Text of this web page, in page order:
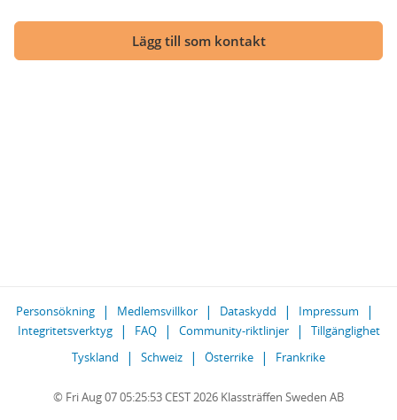
Lägg till som kontakt
Personsökning Medlemsvillkor Dataskydd
Impressum
Integritetsverktyg
FAQ Community-riktlinjer
Tillgänglighet
Tyskland
Schweiz Österrike Frankrike
© Fri Aug 07 05:25:53 CEST 2026 Klassträffen Sweden AB